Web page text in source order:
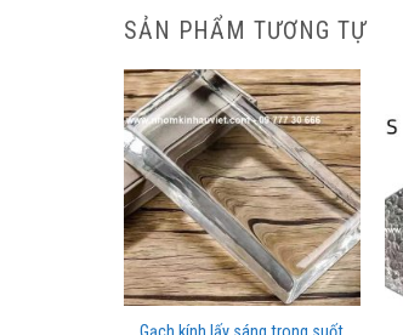
SẢN PHẨM TƯƠNG TỰ